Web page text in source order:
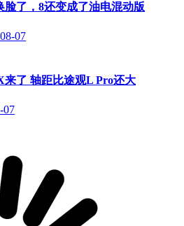
脸了，8还变成了油电混动版
07
来了 轴距比途观L Pro还大
07